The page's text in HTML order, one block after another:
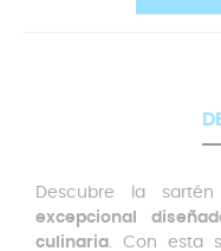
Descubre la
excepcional
culinaria. Con esta